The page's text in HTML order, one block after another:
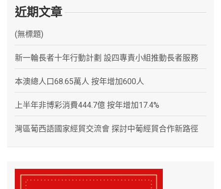
近期文章
(無標題)
新一輪長者十年行動計劃 設四專責小組推動長者服務
本澳總人口68.65萬人 按年增加600人
上半年非博彩消費444.7億 按年增加17.4%
灣區葡西語國家經貿交流會 探討中葡經貿合作新路徑